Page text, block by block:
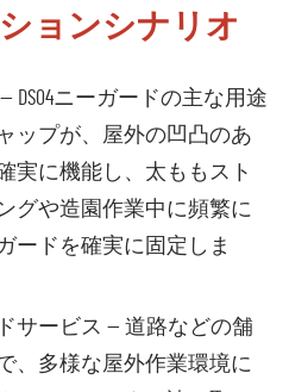
ョンシナリオ
DS04ニーガードの主な用途
ップが、屋外の凹凸のあ
実に機能し、太ももスト
グや造園作業中に頻繁に
ードを確実に固定しま
サービス — 道路などの舗
、多様な屋外作業環境に